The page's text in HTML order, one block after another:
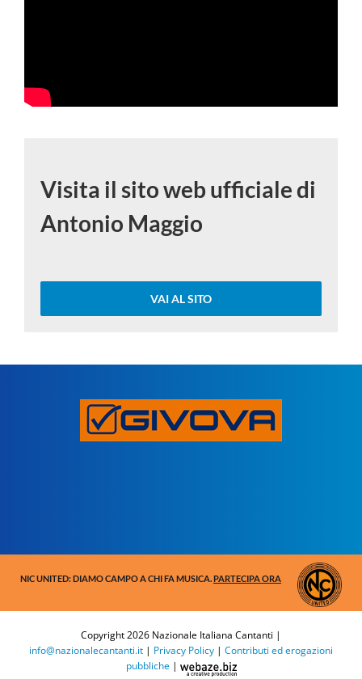
Visita il sito web ufficiale di
Antonio Maggio
VAI AL SITO
NIC UNITED: DIAMO CAMPO A CHI FA MUSICA.PARTECIPA ORA
Copyright2026 Nazionale Italiana Cantanti |
info@nazionalecantanti.it | Privacy Policy | Contributi ed erogazioni
pubbliche|